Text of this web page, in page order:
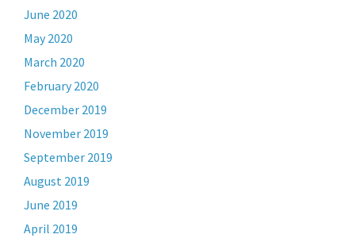
June 2020
May 2020
March 2020
February 2020
December 2019
November 2019
September 2019
August 2019
June 2019
April 2019